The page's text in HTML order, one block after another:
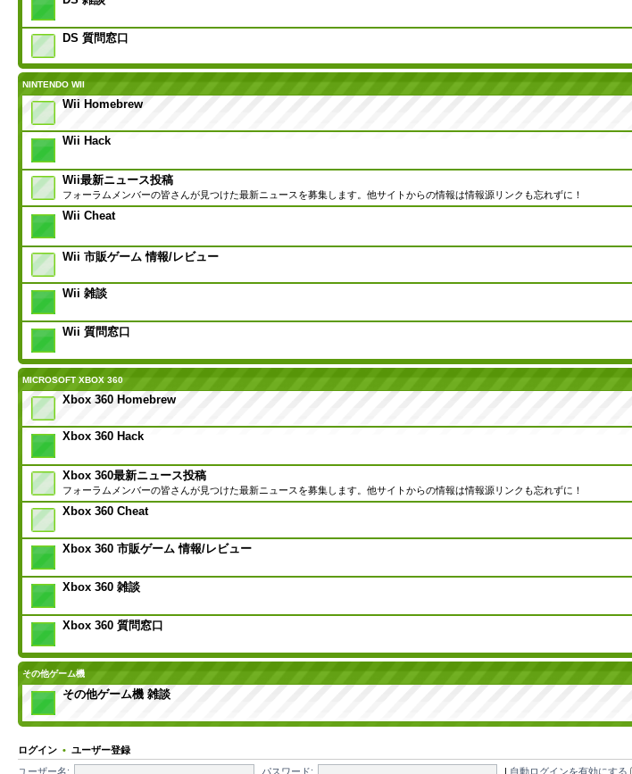
DS 質問窓口
NINTENDO WII
Wii Homebrew
Wii Hack
Wii最新ニュース投稿
フォーラムメンバーの皆さんが見つけた最新ニュースを募集します。他サイトからの情報は情報源リンクも忘れずに！
Wii Cheat
Wii 市販ゲーム 情報/レビュー
Wii 雑談
Wii 質問窓口
MICROSOFT XBOX 360
Xbox 360 Homebrew
Xbox 360 Hack
Xbox 360最新ニュース投稿
フォーラムメンバーの皆さんが見つけた最新ニュースを募集します。他サイトからの情報は情報源リンクも忘れずに！
Xbox 360 Cheat
Xbox 360 市販ゲーム 情報/レビュー
Xbox 360 雑談
Xbox 360 質問窓口
その他ゲーム機
その他ゲーム機 雑談
ログイン • ユーザー登録
ユーザー名: パスワード: | 自動ログインを有効にする